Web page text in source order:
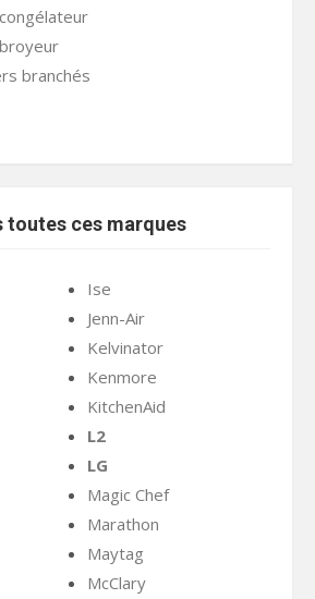
toutes ces marques
Ise
Jenn-Air
Kelvinator
Kenmore
KitchenAid
L2
LG
Magic Chef
Marathon
Maytag
McClary
branchés